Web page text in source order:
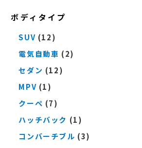
ボディタイプ
SUV (12)
電気自動車 (2)
セダン (12)
MPV (1)
クーペ (7)
ハッチバック (1)
コンバーチブル (3)